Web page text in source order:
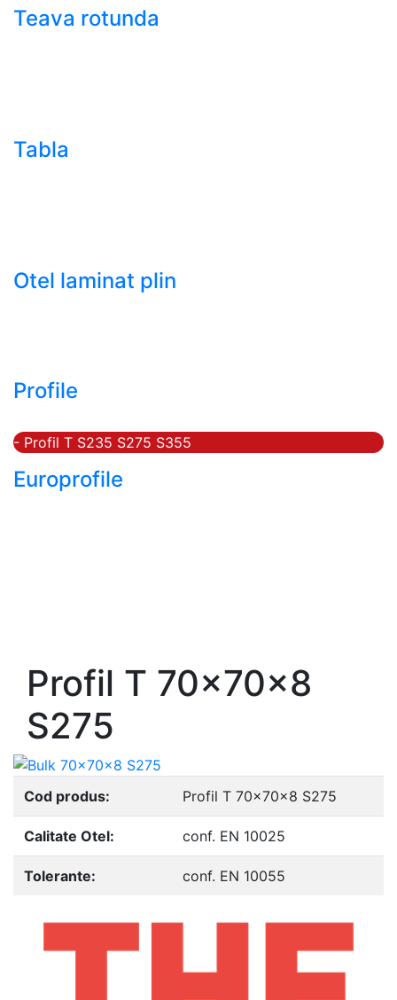
Teava rotunda
Tabla
Otel laminat plin
Profile
- Profil T S235 S275 S355
Europrofile
Profil T 70x70x8
S275
Cod produs: Profil T 70x70x8 S275
Calitate Otel: conf. EN 10025
Tolerante: conf. EN 10055